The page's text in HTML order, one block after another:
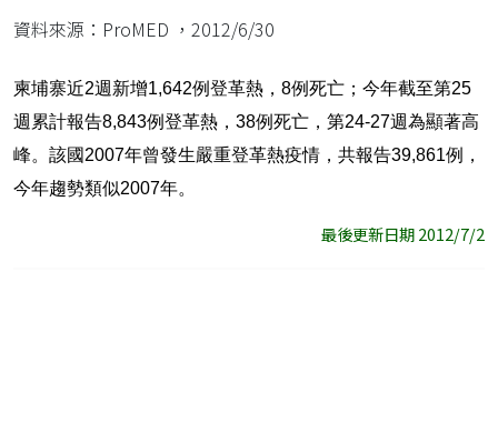
址
資料來源：ProMED ，2012/6/30
柬埔寨近2週新增1,642例登革熱， 8例死亡 ；今年截至第25
週累計報告8,843例登革熱， 38例死亡，第24-27週為顯著高
峰。該國2007年曾發生嚴重登革熱疫情，共報告39,861例，
今年趨勢類似2007年。
最後更新日期 2012/7/2